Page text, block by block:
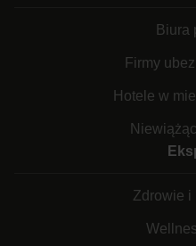
Biura
Firmy
Hotele w
Zdrowie i